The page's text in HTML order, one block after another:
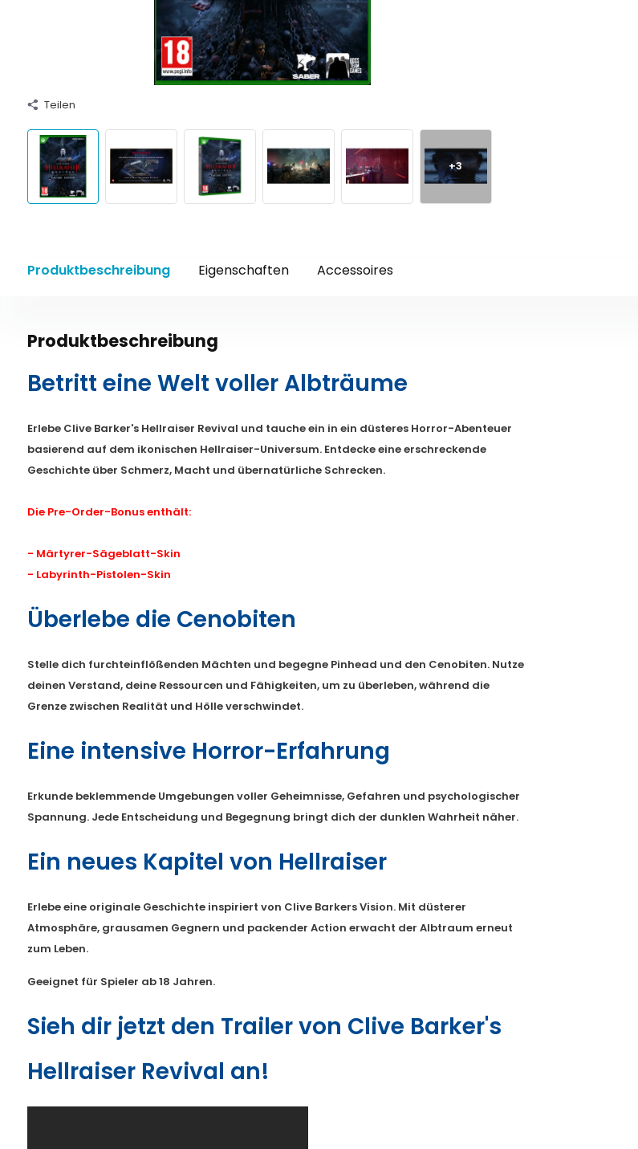
Teilen
+3
Produktbeschreibung Eigenschaften Accessoires
Produktbeschreibung
Betritt eine Welt voller Albträume
Erlebe Clive Barker's Hellraiser Revival und tauche ein in ein düsteres Horror-Abenteuer
basierend auf dem ikonischen Hellraiser-Universum. Entdecke eine erschreckende
Geschichte über Schmerz, Macht und übernatürliche Schrecken.
Die Pre-Order-Bonus enthält:
- Märtyrer-Sägeblatt-Skin
- Labyrinth-Pistolen-Skin
Überlebe die Cenobiten
Stelle dich furchteinflößenden Mächten und begegne Pinhead und den Cenobiten. Nutze
deinen Verstand, deine Ressourcen und Fähigkeiten, um zu überleben, während die
Grenze zwischen Realität und Hölle verschwindet.
Eine intensive Horror-Erfahrung
Erkunde beklemmende Umgebungen voller Geheimnisse, Gefahren und psychologischer
Spannung. Jede Entscheidung und Begegnung bringt dich der dunklen Wahrheit näher.
Ein neues Kapitel von Hellraiser
Erlebe eine originale Geschichte inspiriert von Clive Barkers Vision. Mit düsterer
Atmosphäre, grausamen Gegnern und packender Action erwacht der Albtraum erneut
zum Leben.
Geeignet für Spieler ab 18 Jahren.
Sieh dir jetzt den Trailer von Clive Barker's
Hellraiser Revival an!